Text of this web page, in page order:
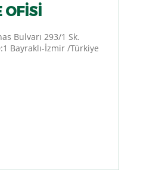
OFISI
Bulvarı 293/1 Sk.
Bayraklı-İzmir /Türkiye